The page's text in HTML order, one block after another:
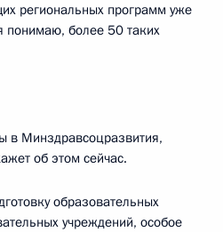
региональных программ уже
понимаю, более 50 таких
Минздравсоцразвития,
об этом сейчас.
образовательных
учреждений, особое